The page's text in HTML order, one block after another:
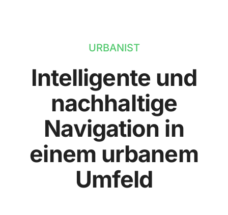
URBANIST
Intelligente und
nachhaltige
Navigation in
einem urbanem
Umfeld